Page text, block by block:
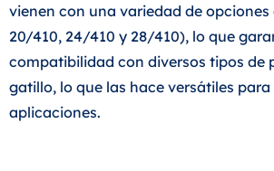
vienen con una variedad de opciones
20/410, 24/410 y 28/410), lo que
compatibilidad con diversos tipos de
gatillo, lo que las hace versátiles
aplicaciones.